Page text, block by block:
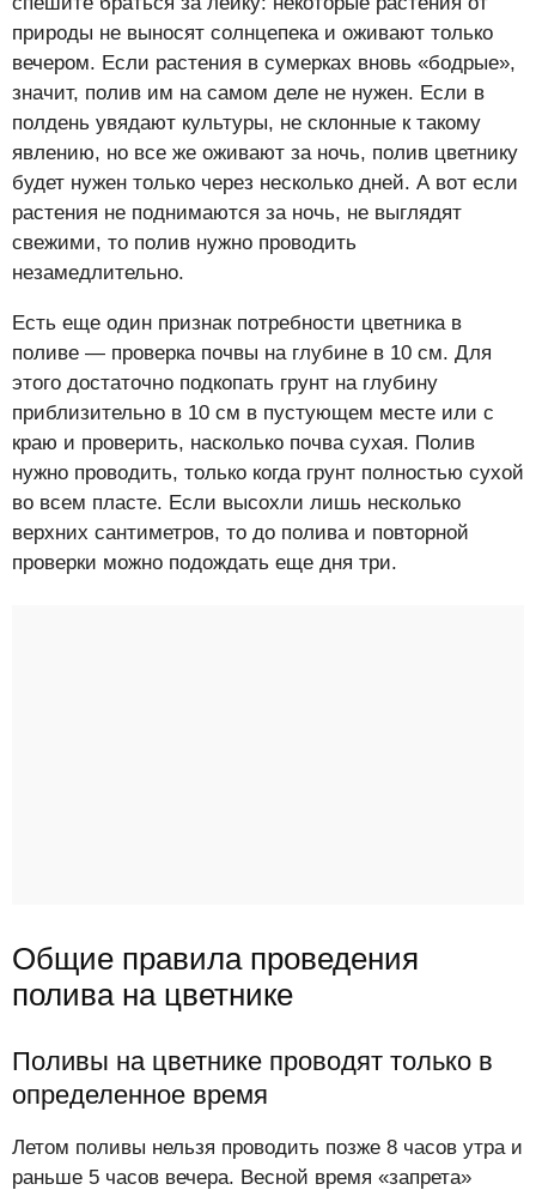
природы не выносят солнцепека и оживают только
вечером. Если растения в сумерках вновь «бодрые»,
значит, полив им на самом деле не нужен. Если в
полдень увядают культуры, не склонные к такому
явлению, но все же оживают за ночь, полив цветнику
будет нужен только через несколько дней. А вот если
растения не поднимаются за ночь, не выглядят
свежими, то полив нужно проводить
незамедлительно.
Есть еще один признак потребности цветника в
поливе — проверка почвы на глубине в 10 см. Для
этого достаточно подкопать грунт на глубину
приблизительно в 10 см в пустующем месте или с
краю и проверить, насколько почва сухая. Полив
нужно проводить, только когда грунт полностью сухой
во всем пласте. Если высохли лишь несколько
верхних сантиметров, то до полива и повторной
проверки можно подождать еще дня три.
Общие правила проведения
полива на цветнике
Поливы на цветнике проводят только в
определенное время
Летом поливы нельзя проводить позже 8 часов утра и
раньше 5 часов вечера. Весной время «запрета»